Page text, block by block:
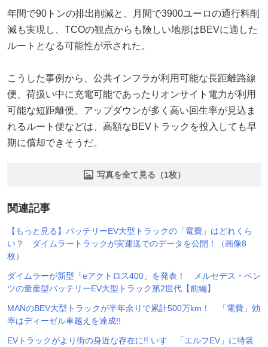
年間で90トンの排出削減と、月間で3900ユーロの通行料削
減も実現し、TCOの観点からも険しい地形はBEVに適した
ルートとなる可能性が示された。
こうした事例から、公共インフラが利用可能な長距離路線
便、荷扱い中に充電可能であったりオンサイト電力が利用
可能な短距離便、アップダウンが多く高い回生率が見込ま
れるルート便などは、高額なBEVトラックを投入しても早
期に償却できそうだ。
写真を全て見る（1枚）
関連記事
【もっと見る】バッテリーEV大型トラックの「電費」はどれくら
い？ ダイムラートラックが実運送でのデータを公開！（画像8
枚）
ダイムラーが新型「eアクトロス400」を発表！ メルセデス・ベン
ツの量産型バッテリーEV大型トラック第2世代【前編】
MANのBEV大型トラックが半年余りで累計500万km！ 「電費」効
率はディーゼル車越えを達成!!
EVトラックがより街の身近な存在に!! いすゞ「エルフEV」に特装